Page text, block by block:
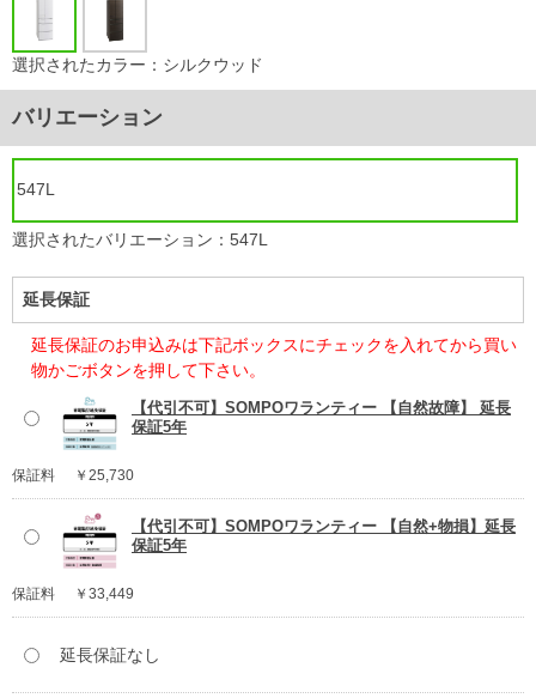
選択されたカラー：シルクウッド
バリエーション
547L
選択されたバリエーション：547L
延長保証
延長保証のお申込みは下記ボックスにチェックを入れてから買い
物かごボタンを押して下さい。
【代引不可】SOMPOワランティー 【自然故障】 延長
保証5年
保証料 ￥25,730
【代引不可】SOMPOワランティー 【自然+物損】延長
保証5年
保証料 ￥33,449
延長保証なし